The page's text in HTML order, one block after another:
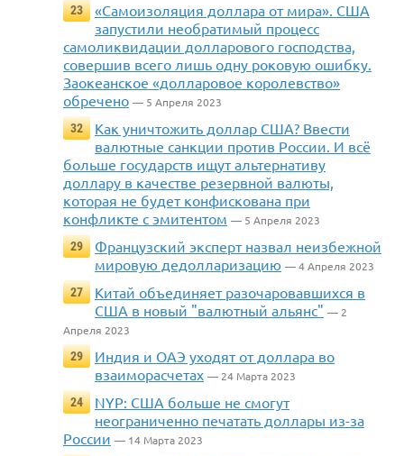
23
«Самоизоляция доллара от мира». США
запустили необратимый процесс
самоликвидации долларового господства,
совершив всего лишь одну роковую ошибку.
Заокеанское «долларовое королевство»
обречено — 5 Апреля 2023
32
Как уничтожить доллар США? Ввести
валютные санкции против России. И всё
больше государств ищут альтернативу
доллару в качестве резервной валюты,
которая не будет конфискована при
конфликте с эмитентом — 5 Апреля 2023
29
Французский эксперт назвал неизбежной
мировую дедолларизацию — 4 Апреля 2023
27
Китай объединяет разочаровавшихся в
США в новый "валютный альянс" — 2
Апреля 2023
29
Индия и ОАЭ уходят от доллара во
взаиморасчетах — 24 Марта 2023
24
NYP: США больше не смогут
неограниченно печатать доллары из-за
России — 14 Марта 2023